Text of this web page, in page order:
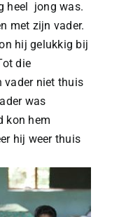
heel jong was.
met zijn vader.
hij gelukkig bij
die
vader niet thuis
was
kon hem
hij weer thuis